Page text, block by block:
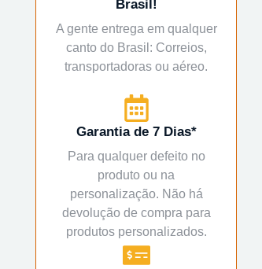
Brasil!
A gente entrega em qualquer
canto do Brasil: Correios,
transportadoras ou aéreo.
Garantia de 7 Dias*
Para qualquer defeito no
produto ou na
personalização. Não há
devolução de compra para
produtos personalizados.